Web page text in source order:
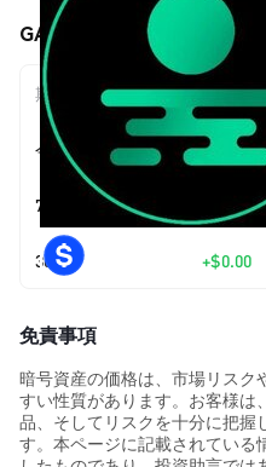
GATSBY (GATSBY) の価格
期間 金額変
今日 $-
7日 $0.00
30日 +$0.00
免責事項
暗号資産の価格は、市場リスク
すい性質があります。お客様は
品、そしてリスクを十分に把握
す。本ページに記載されている